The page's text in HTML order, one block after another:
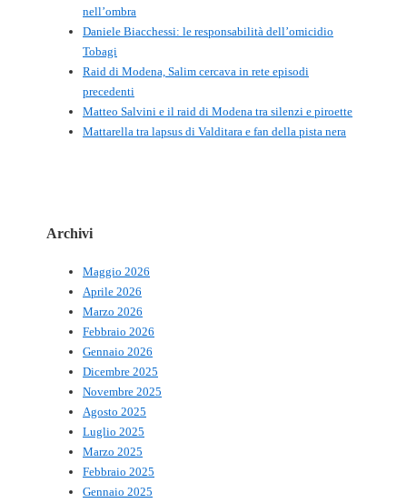
nell’ombra
Daniele Biacchessi: le responsabilità dell’omicidio
Tobagi
Raid di Modena, Salim cercava in rete episodi
precedenti
Matteo Salvini e il raid di Modena tra silenzi e piroette
Mattarella tra lapsus di Valditara e fan della pista nera
Archivi
Maggio 2026
Aprile 2026
Marzo 2026
Febbraio 2026
Gennaio 2026
Dicembre 2025
Novembre 2025
Agosto 2025
Luglio 2025
Marzo 2025
Febbraio 2025
Gennaio 2025